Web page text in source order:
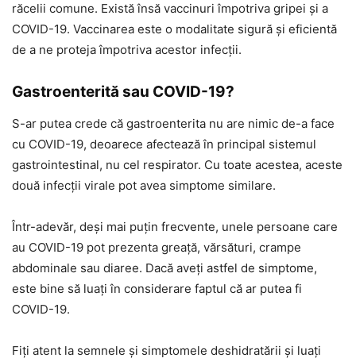
răcelii comune. Există însă vaccinuri împotriva gripei și a
COVID-19. Vaccinarea este o modalitate sigură și eficientă
de a ne proteja împotriva acestor infecții.
Gastroenterită sau COVID-19?
S-ar putea crede că gastroenterita nu are nimic de-a face
cu COVID-19, deoarece afectează în principal sistemul
gastrointestinal, nu cel respirator. Cu toate acestea, aceste
două infecții virale pot avea simptome similare.
Într-adevăr, deși mai puțin frecvente, unele persoane care
au COVID-19 pot prezenta greață, vărsături, crampe
abdominale sau diaree. Dacă aveți astfel de simptome,
este bine să luați în considerare faptul că ar putea fi
COVID-19.
Fiți atent la semnele și simptomele deshidratării și luați